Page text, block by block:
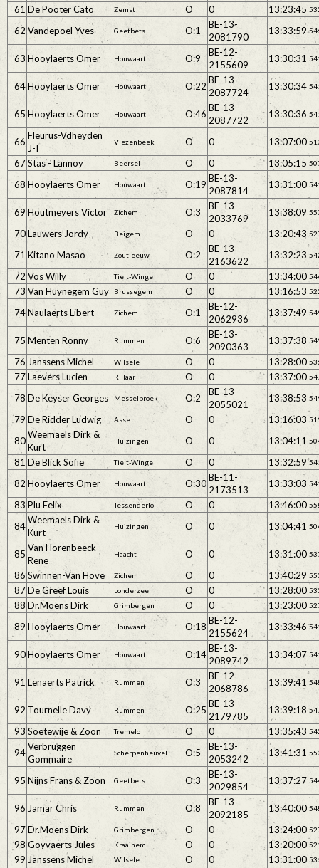
61 De Pooter Cato Zemst O 0 13:23:45
62 Vandepoel Yves Geetbets O:1
BE-13-
2081790
13:33:59
63 Hooylaerts Omer Houwaart O:9
BE-12-
2155609
13:30:31
64Hooylaerts Omer Houwaart O:22
BE-13-
2087724
13:30:34
65 Hooylaerts Omer Houwaart O:46
BE-13-
2087722
13:30:36
66
Fleurus-Vdheyden
J-I
Vlezenbeek O 0 13:07:00
67Stas - Lannoy Beersel O 0 13:05:15
68 Hooylaerts Omer Houwaart O:19
BE-13-
2087814
13:31:00
69 Houtmeyers Victor Zichem O:3
BE-13-
2033769
13:38:09
70Lauwers Jordy Beigem O 0 13:20:43
71 Kitano Masao Zoutleeuw O:2
BE-13-
2163622
13:32:23
72 Vos Willy Tielt-Winge O 0 13:34:00
73 Van Huynegem Guy Brussegem O 0 13:16:53
74Naulaerts Libert Zichem O:1
BE-12-
2062936
13:37:49
75 Menten Ronny Rummen O:6
BE-13-
2090363
13:37:38
76 Janssens Michel Wilsele O 0 13:28:00
77Laevers Lucien Rillaar O 0 13:37:00
78 De Keyser Georges Messelbroek O:2
BE-13-
2055021
13:38:53
79 De Ridder Ludwig Asse O 0 13:16:03
80
Weemaels Dirk &
Kurt
Huizingen O 0 13:04:11
81 De Blick Sofie Tielt-Winge O 0 13:32:59
82 Hooylaerts Omer Houwaart O:30
BE-11-
2173513
13:33:03
83 Plu Felix Tessenderlo O 0 13:46:00
84
Weemaels Dirk &
Kurt
Huizingen O 0 13:04:41
85
Van Horenbeeck
Rene
Haacht O 0 13:31:00
86 Swinnen-Van Hove Zichem O 0 13:40:29
87De Greef Louis Londerzeel O 0 13:28:00
88 Dr.Moens Dirk Grimbergen O 0 13:23:00
89 Hooylaerts Omer Houwaart O:18
BE-12-
2155624
13:33:46
90Hooylaerts Omer Houwaart O:14
BE-13-
2089742
13:34:07
91 Lenaerts Patrick Rummen O:3
BE-12-
2068786
13:39:41
92 Tournelle Davy Rummen O:25
BE-13-
2179785
13:39:18
93 Soetewije & Zoon Tremelo O 0 13:35:43
94
Verbruggen
Gommaire
Scherpenheuvel O:5
BE-13-
2053242
13:41:31
95 Nijns Frans & Zoon Geetbets O:3
BE-13-
2029854
13:37:27
96 Jamar Chris Rummen O:8
BE-13-
2092185
13:40:00
97Dr.Moens Dirk Grimbergen O 0 13:24:00
98 Goyvaerts Jules Kraainem O 0 13:20:00
99 Janssens Michel Wilsele O 0 13:31:00